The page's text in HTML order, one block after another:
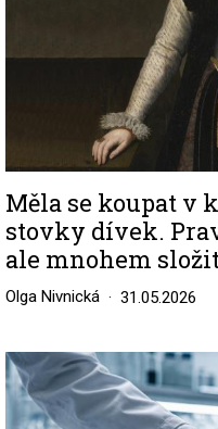
Měla se koupat v
stovky dívek.
ale mnohem
Olga Nivnická 31.05.2026
Image